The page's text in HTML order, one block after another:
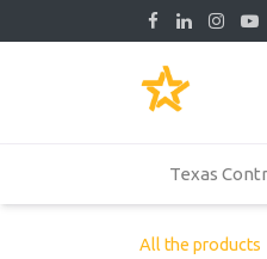
Texas
All the products